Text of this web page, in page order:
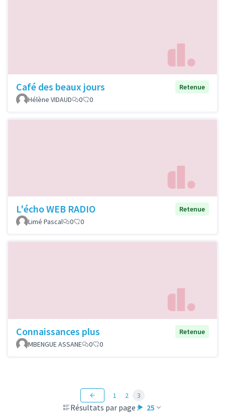
Café des beaux jours
Retenue
Hélène VIDAUD
0 0
L'écho WEB RADIO
Retenue
Limé Pascal
0 0
Connaissances plus
Retenue
MBENGUE ASSANE
0 0
Résultats par page : 25
1 2 3